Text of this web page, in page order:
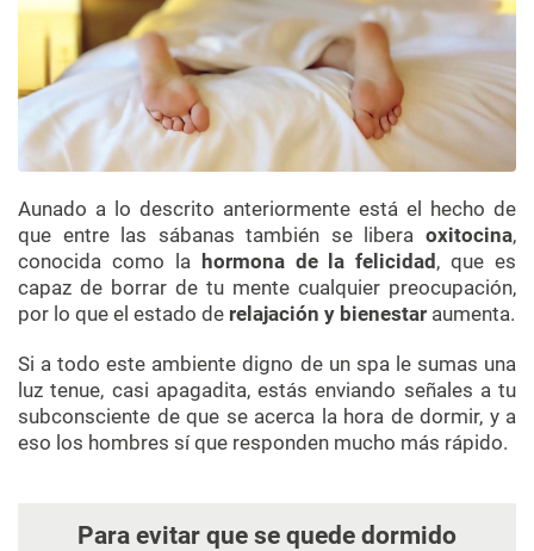
Aunado a lo descrito anteriormente está el hecho de
que entre las sábanas también se libera oxitocina,
conocida como la hormona de la felicidad, que es
capaz de borrar de tu mente cualquier preocupación,
por lo que el estado de relajación y bienestar aumenta.
Si a todo este ambiente digno de un spa le sumas una
luz tenue, casi apagadita, estás enviando señales a tu
subconsciente de que se acerca la hora de dormir, y a
eso los hombres sí que responden mucho más rápido.
Para evitar que se quede dormido